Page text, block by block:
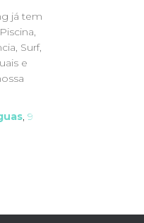
já tem
Surf,
e
, 9